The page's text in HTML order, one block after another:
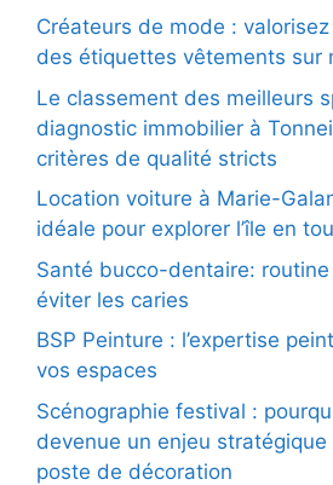
Créateurs de mode :
des étiquettes vêtements sur
Le classement des meilleurs
diagnostic immobilier à
critères de qualité stricts
Location voiture à Marie-
idéale pour explorer l’île en
Santé bucco-dentaire:
éviter les caries
BSP Peinture : l’expertise
vos espaces
Scénographie festival :
devenue un enjeu
poste de décoration